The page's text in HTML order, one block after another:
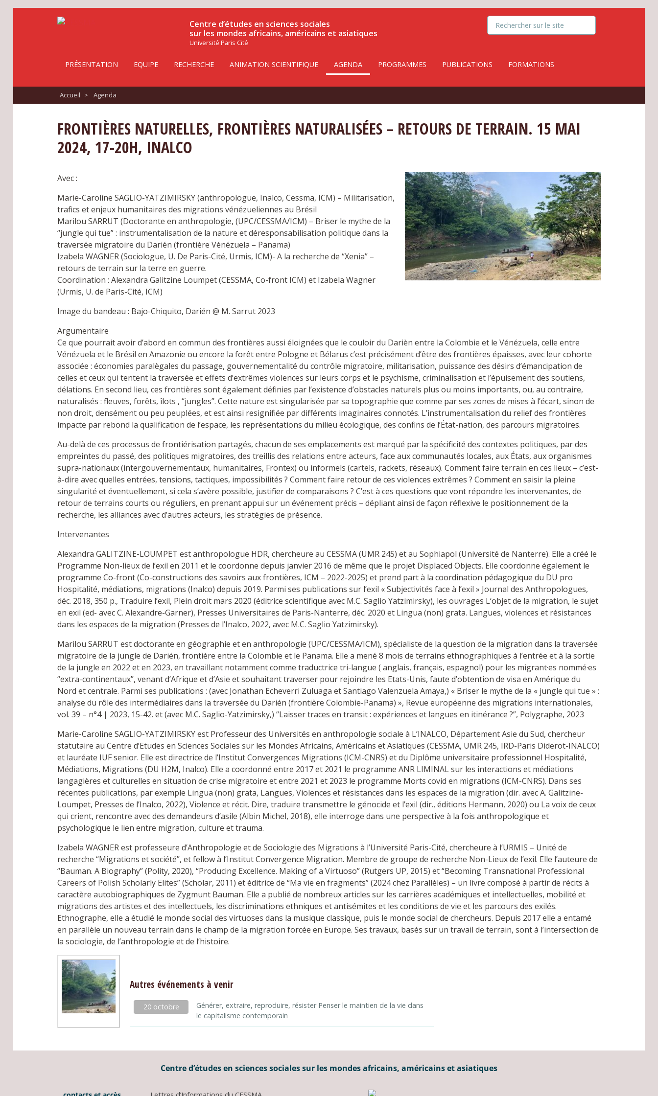
Centre d’études en sciences sociales
sur les mondes africains, américains et asiatiques
Université Paris Cité
PRÉSENTATION EQUIPE RECHERCHE ANIMATION SCIENTIFIQUE AGENDA PROGRAMMES PUBLICATIONS FORMATIONS
Accueil > Agenda
FRONTIÈRES NATURELLES, FRONTIÈRES NATURALISÉES – RETOURS DE TERRAIN. 15 MAI
2024, 17-20H, INALCO
Avec :
Marie-Caroline SAGLIO-YATZIMIRSKY (anthropologue, Inalco, Cessma, ICM) – Militarisation,
trafics et enjeux humanitaires des migrations vénézueliennes au Brésil
Marilou SARRUT (Doctorante en anthropologie, (UPC/CESSMA/ICM) – Briser le mythe de la
“jungle qui tue” : instrumentalisation de la nature et déresponsabilisation politique dans la
traversée migratoire du Darién (frontière Vénézuela – Panama)
Izabela WAGNER (Sociologue, U. De Paris-Cité, Urmis, ICM)- A la recherche de “Xenia” –
retours de terrain sur la terre en guerre.
Coordination : Alexandra Galitzine Loumpet (CESSMA, Co-front ICM) et Izabela Wagner
(Urmis, U. de Paris-Cité, ICM)
Image du bandeau : Bajo-Chiquito, Darién @ M. Sarrut 2023
Argumentaire
Ce que pourrait avoir d’abord en commun des frontières aussi éloignées que le couloir du Darièn entre la Colombie et le Vénézuela, celle entre
Vénézuela et le Brésil en Amazonie ou encore la forêt entre Pologne et Bélarus c’est précisément d’être des frontières épaisses, avec leur cohorte
associée : économies paralègales du passage, gouvernementalité du contrôle migratoire, militarisation, puissance des désirs d’émancipation de
celles et ceux qui tentent la traversée et effets d’extrêmes violences sur leurs corps et le psychisme, criminalisation et l’épuisement des soutiens,
délations. En second lieu, ces frontières sont également définies par l’existence d’obstacles naturels plus ou moins importants, ou, au contraire,
naturalisés : fleuves, forêts, îlots , “jungles”. Cette nature est singularisée par sa topographie que comme par ses zones de mises à l’écart, sinon de
non droit, densément ou peu peuplées, et est ainsi resignifiée par différents imaginaires connotés. L’instrumentalisation du relief des frontières
impacte par rebond la qualification de l’espace, les représentations du milieu écologique, des confins de l’État-nation, des parcours migratoires.
Au-delà de ces processus de frontiérisation partagés, chacun de ses emplacements est marqué par la spécificité des contextes politiques, par des
empreintes du passé, des politiques migratoires, des treillis des relations entre acteurs, face aux communautés locales, aux États, aux organismes
supra-nationaux (intergouvernementaux, humanitaires, Frontex) ou informels (cartels, rackets, réseaux). Comment faire terrain en ces lieux – c’est-
à-dire avec quelles entrées, tensions, tactiques, impossibilités ? Comment faire retour de ces violences extrêmes ? Comment en saisir la pleine
singularité et éventuellement, si cela s’avère possible, justifier de comparaisons ? C’est à ces questions que vont répondre les intervenantes, de
retour de terrains courts ou réguliers, en prenant appui sur un événement précis – dépliant ainsi de façon réflexive le positionnement de la
recherche, les alliances avec d’autres acteurs, les stratégies de présence.
Intervenantes
Alexandra GALITZINE-LOUMPET est anthropologue HDR, chercheure au CESSMA (UMR 245) et au Sophiapol (Université de Nanterre). Elle a créé le
Programme Non-lieux de l’exil en 2011 et le coordonne depuis janvier 2016 de même que le projet Displaced Objects. Elle coordonne également le
programme Co-front (Co-constructions des savoirs aux frontières, ICM – 2022-2025) et prend part à la coordination pédagogique du DU pro
Hospitalité, médiations, migrations (Inalco) depuis 2019. Parmi ses publications sur l’exil « Subjectivités face à l’exil » Journal des Anthropologues,
déc. 2018, 350 p., Traduire l’exil, Plein droit mars 2020 (éditrice scientifique avec M.C. Saglio Yatzimirsky), les ouvrages L‘objet de la migration, le sujet
en exil (ed- avec C. Alexandre-Garner), Presses Universitaires de Paris-Nanterre, déc. 2020 et Lingua (non) grata. Langues, violences et résistances
dans les espaces de la migration (Presses de l’Inalco, 2022, avec M.C. Saglio Yatzimirsky).
Marilou SARRUT est doctorante en géographie et en anthropologie (UPC/CESSMA/ICM), spécialiste de la question de la migration dans la traversée
migratoire de la jungle de Darién, frontière entre la Colombie et le Panama. Elle a mené 8 mois de terrains ethnographiques à l’entrée et à la sortie
de la jungle en 2022 et en 2023, en travaillant notamment comme traductrice tri-langue ( anglais, français, espagnol) pour les migrant·es nommé·es
“extra-continentaux”, venant d’Afrique et d’Asie et souhaitant traverser pour rejoindre les Etats-Unis, faute d’obtention de visa en Amérique du
Nord et centrale. Parmi ses publications : (avec Jonathan Echeverri Zuluaga et Santiago Valenzuela Amaya,) « Briser le mythe de la « jungle qui tue » :
analyse du rôle des intermédiaires dans la traversée du Darién (frontière Colombie-Panama) », Revue européenne des migrations internationales,
vol. 39 – n°4 | 2023, 15-42. et (avec M.C. Saglio-Yatzimirsky,) “Laisser traces en transit : expériences et langues en itinérance ?”, Polygraphe, 2023
Marie-Caroline SAGLIO-YATZIMIRSKY est Professeur des Universités en anthropologie sociale à L’INALCO, Département Asie du Sud, chercheur
statutaire au Centre d’Etudes en Sciences Sociales sur les Mondes Africains, Américains et Asiatiques (CESSMA, UMR 245, IRD-Paris Diderot-INALCO)
et lauréate IUF senior. Elle est directrice de l’Institut Convergences Migrations (ICM-CNRS) et du Diplôme universitaire professionnel Hospitalité,
Médiations, Migrations (DU H2M, Inalco). Elle a coordonné entre 2017 et 2021 le programme ANR LIMINAL sur les interactions et médiations
langagières et culturelles en situation de crise migratoire et entre 2021 et 2023 le programme Morts covid en migrations (ICM-CNRS). Dans ses
récentes publications, par exemple Lingua (non) grata, Langues, Violences et résistances dans les espaces de la migration (dir. avec A. Galitzine-
Loumpet, Presses de l’Inalco, 2022), Violence et récit. Dire, traduire transmettre le génocide et l’exil (dir., éditions Hermann, 2020) ou La voix de ceux
qui crient, rencontre avec des demandeurs d’asile (Albin Michel, 2018), elle interroge dans une perspective à la fois anthropologique et
psychologique le lien entre migration, culture et trauma.
Izabela WAGNER est professeure d’Anthropologie et de Sociologie des Migrations à l’Université Paris-Cité, chercheure à l’URMIS – Unité de
recherche “Migrations et société”, et fellow à l’Institut Convergence Migration. Membre de groupe de recherche Non-Lieux de l’exil. Elle l’auteure de
“Bauman. A Biography” (Polity, 2020), “Producing Excellence. Making of a Virtuoso” (Rutgers UP, 2015) et “Becoming Transnational Professional
Careers of Polish Scholarly Elites” (Scholar, 2011) et éditrice de “Ma vie en fragments” (2024 chez Parallèles) – un livre composé à partir de récits à
caractère autobiographiques de Zygmunt Bauman. Elle a publié de nombreux articles sur les carrières académiques et intellectuelles, mobilité et
migrations des artistes et des intellectuels, les discriminations ethniques et antisémites et les conditions de vie et les parcours des exilés.
Ethnographe, elle a étudié le monde social des virtuoses dans la musique classique, puis le monde social de chercheurs. Depuis 2017 elle a entamé
en parallèle un nouveau terrain dans le champ de la migration forcée en Europe. Ses travaux, basés sur un travail de terrain, sont à l’intersection de
la sociologie, de l’anthropologie et de l’histoire.
Autres événements à venir
20 octobre
Générer, extraire, reproduire, résister Penser le maintien de la vie dans
le capitalisme contemporain
Centre d’études en sciences sociales sur les mondes africains, américains et asiatiques